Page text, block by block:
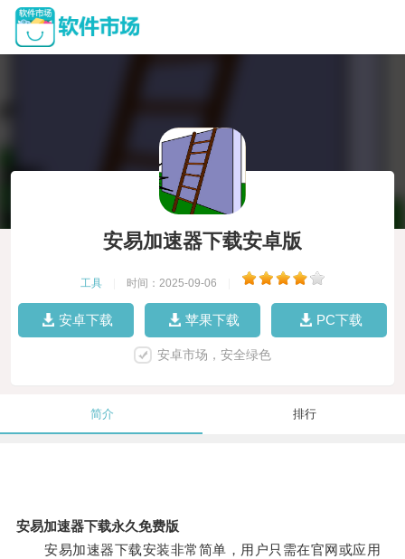
安易加速器下载安卓版
工具 时间：2025-09-06
安卓下载 苹果下载 PC下载
安卓市场，安全绿色
简介 排行
安易加速器下载永久免费版
安易加速器下载安装非常简单，用户只需在官网或应用